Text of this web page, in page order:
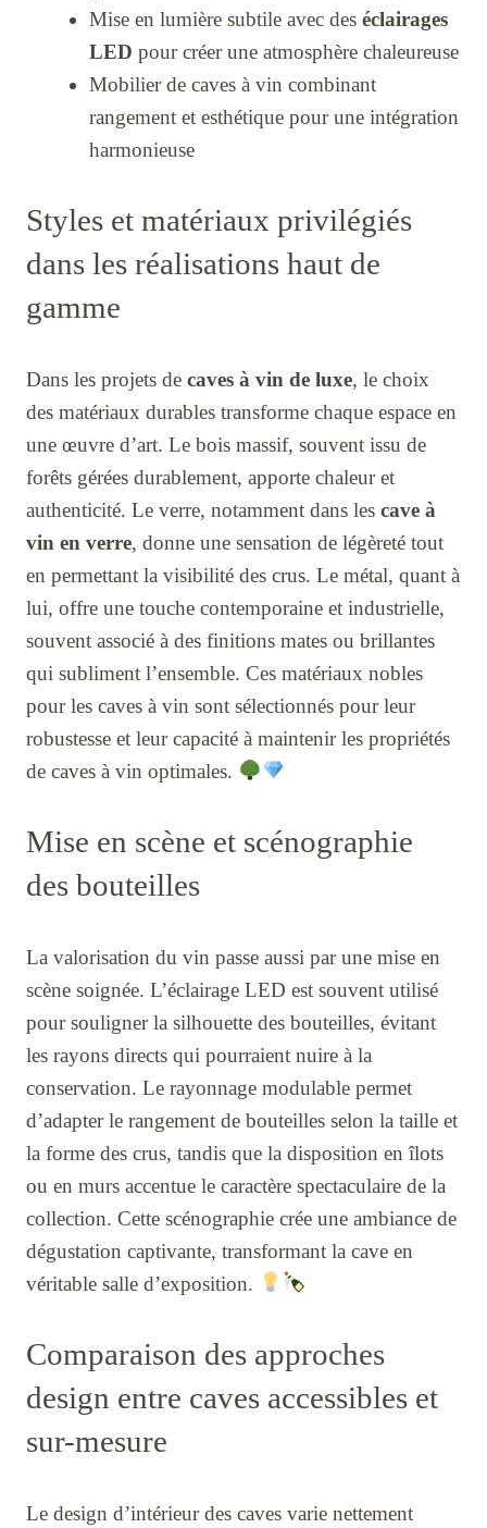
Mise en lumière subtile avec des éclairages
LED pour créer une atmosphère chaleureuse
Mobilier de caves à vin combinant
rangement et esthétique pour une intégration
harmonieuse
Styles et matériaux privilégiés
dans les réalisations haut de
gamme
Dans les projets de caves à vin de luxe, le choix
des matériaux durables transforme chaque espace en
une œuvre d’art. Le bois massif, souvent issu de
forêts gérées durablement, apporte chaleur et
authenticité. Le verre, notamment dans les cave à
vin en verre, donne une sensation de légèreté tout
en permettant la visibilité des crus. Le métal, quant à
lui, offre une touche contemporaine et industrielle,
souvent associé à des finitions mates ou brillantes
qui subliment l’ensemble. Ces matériaux nobles
pour les caves à vin sont sélectionnés pour leur
robustesse et leur capacité à maintenir les propriétés
de caves à vin optimales.
Mise en scène et scénographie
des bouteilles
La valorisation du vin passe aussi par une mise en
scène soignée. L’éclairage LED est souvent utilisé
pour souligner la silhouette des bouteilles, évitant
les rayons directs qui pourraient nuire à la
conservation. Le rayonnage modulable permet
d’adapter le rangement de bouteilles selon la taille et
la forme des crus, tandis que la disposition en îlots
ou en murs accentue le caractère spectaculaire de la
collection. Cette scénographie crée une ambiance de
dégustation captivante, transformant la cave en
véritable salle d’exposition.
Comparaison des approches
design entre caves accessibles et
sur-mesure
Le design d’intérieur des caves varie nettement